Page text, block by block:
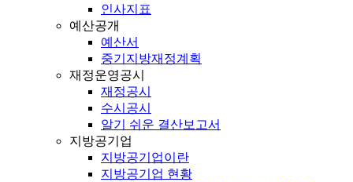
인사지표
예산공개
예산서
중기지방재정계획
재정운영공시
재정공시
수시공시
알기 쉬운 결산보고서
지방공기업
지방공기업이란
지방공기업 현황